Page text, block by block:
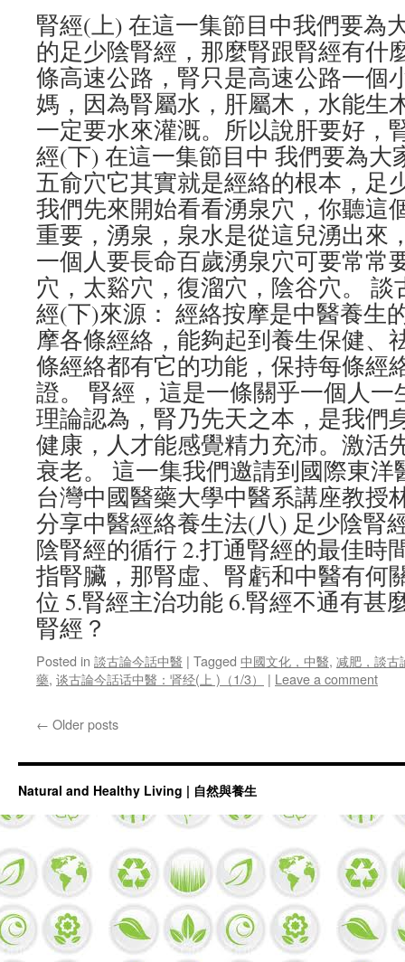
腎經(上) 在這一集節目中我們要為
的足少陰腎經，那麼腎跟腎經有什
條高速公路，腎只是高速公路一個
媽，因為腎屬水，肝屬木，水能生
一定要水來灌溉。所以說肝要好，
經(下) 在這一集節目中 我們要為大
五俞穴它其實就是經絡的根本，足
我們先來開始看看湧泉穴，你聽這
重要，湧泉，泉水是從這兒湧出來
一個人要長命百歲湧泉穴可要常常
穴，太谿穴，復溜穴，陰谷穴。 談
經(下)來源： 經絡按摩是中醫養生
摩各條經絡，能夠起到養生保健、
條經絡都有它的功能，保持每條經
證。 腎經，這是一條關乎一個人
理論認為，腎乃先天之本，是我們
健康，人才能感覺精力充沛。激活
衰老。 這一集我們邀請到國際東
台灣中國醫藥大學中醫系講座教授
分享中醫經絡養生法(八) 足少陰腎
陰腎經的循行 2.打通腎經的最佳時
指腎臟，那腎虛、腎虧和中醫有何
位 5.腎經主治功能 6.腎經不通有甚
腎經？
Posted in 談古論今話中醫 | Tagged 中國文化，中醫, 减肥，談古
藥, 谈古論今話话中醫：肾经(上 )（1/3） | Leave a comment
← Older posts
Natural and Healthy Living | 自然與養生